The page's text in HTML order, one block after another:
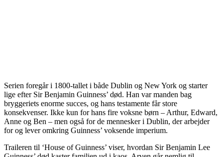
Serien foregår i 1800-tallet i både Dublin og New York og starter
lige efter Sir Benjamin Guinness’ død. Han var manden bag
bryggeriets enorme succes, og hans testamente får store
konsekvenser. Ikke kun for hans fire voksne børn – Arthur, Edward,
Anne og Ben – men også for de mennesker i Dublin, der arbejder
for og lever omkring Guinness’ voksende imperium.
Traileren til ‘House of Guinness’ viser, hvordan Sir Benjamin Lee